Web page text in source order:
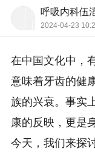
呼吸内科伍
在中国文化中，
意味着牙齿的健
族的兴衰。事实
康的反映，更是
今天，我们来探